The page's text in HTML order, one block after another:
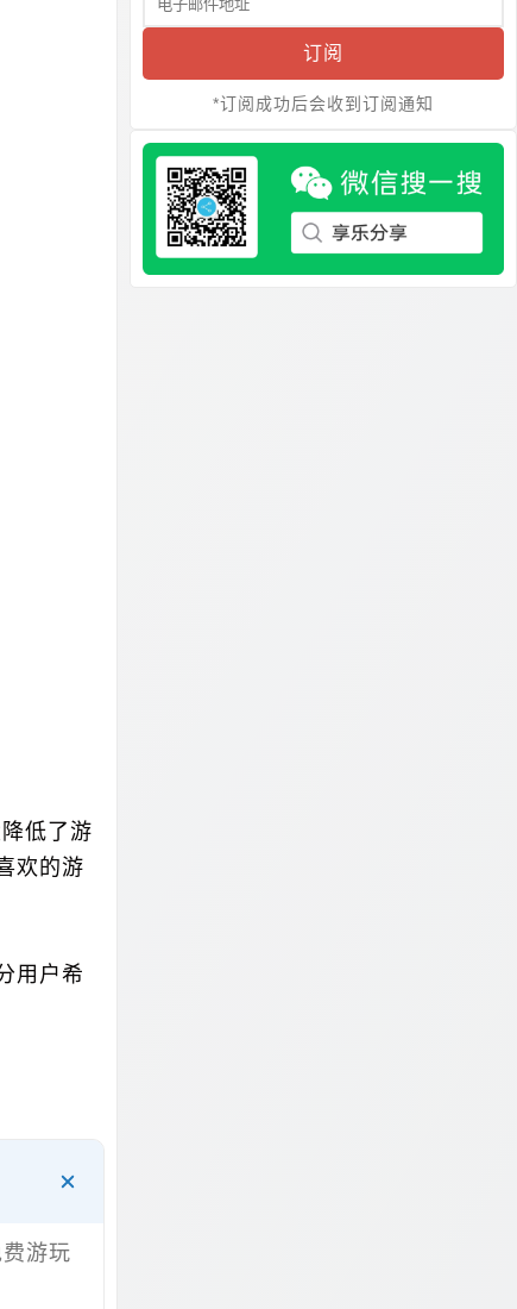
低了游
欢的游
用户希
游玩
订阅
*订阅成功后会收到订阅通知